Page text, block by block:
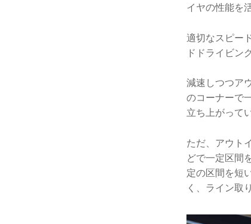
イヤの性能を
適切なスピー
ドドライビン
減速しつつア
のコーナーで
立ち上がって
ただ、アウト
どで一定区間
定の区間を短
く、ライン取